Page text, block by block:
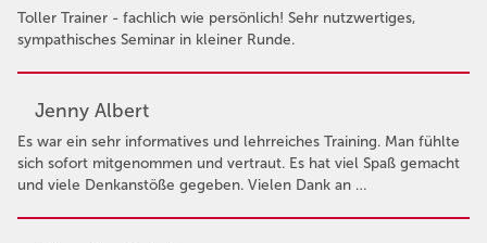
Toller Trainer - fachlich wie persönlich! Sehr nutzwertiges,
sympathisches Seminar in kleiner Runde.
Jenny Albert
Es war ein sehr informatives und lehrreiches Training. Man fühlte
sich sofort mitgenommen und vertraut. Es hat viel Spaß gemacht
und viele Denkanstöße gegeben. Vielen Dank an …